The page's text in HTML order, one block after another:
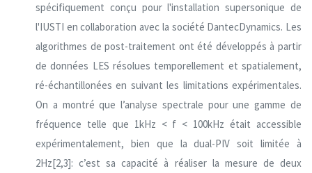
spécifiquement conçu pour l'installation supersonique de
l'IUSTI en collaboration avec la société DantecDynamics. Les
algorithmes de post-traitement ont été développés à partir
de données LES résolues temporellement et spatialement,
ré-échantillonées en suivant les limitations expérimentales.
On a montré que l’analyse spectrale pour une gamme de
fréquence telle que 1kHz < f < 100kHz était accessible
expérimentalement, bien que la dual-PIV soit limitée à
2Hz[2,3]: c’est sa capacité à réaliser la mesure de deux